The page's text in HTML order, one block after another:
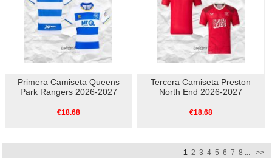
Primera Camiseta Queens
Park Rangers 2026-2027
€18.68
Tercera Camiseta Preston
North End 2026-2027
€18.68
1 2 3 4 5 6 7 8 ... >>